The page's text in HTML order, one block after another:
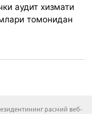
аудит хизмати
томонидан
расмий веб-